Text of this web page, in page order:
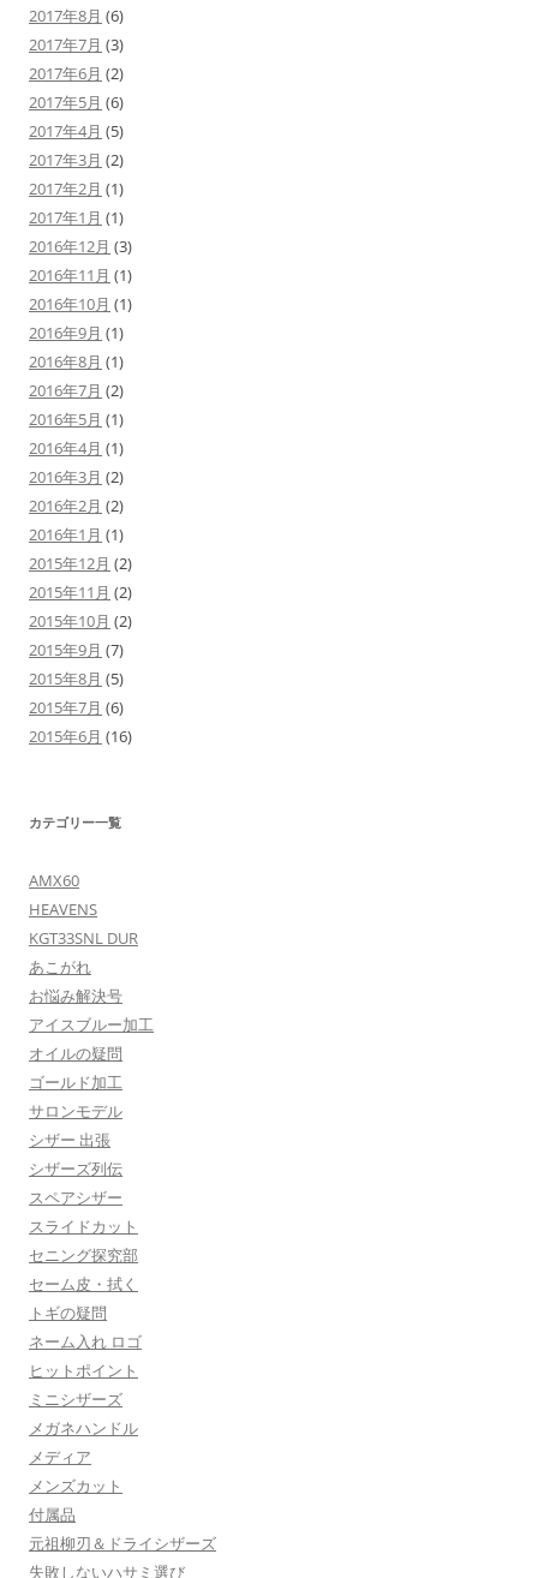
2017年8月 (6)
2017年7月 (3)
2017年6月 (2)
2017年5月 (6)
2017年4月 (5)
2017年3月 (2)
2017年2月 (1)
2017年1月 (1)
2016年12月 (3)
2016年11月 (1)
2016年10月 (1)
2016年9月 (1)
2016年8月 (1)
2016年7月 (2)
2016年5月 (1)
2016年4月 (1)
2016年3月 (2)
2016年2月 (2)
2016年1月 (1)
2015年12月 (2)
2015年11月 (2)
2015年10月 (2)
2015年9月 (7)
2015年8月 (5)
2015年7月 (6)
2015年6月 (16)
カテゴリー一覧
AMX60
HEAVENS
KGT33SNL DUR
あこがれ
お悩み解決号
アイスブルー加工
オイルの疑問
ゴールド加工
サロンモデル
シザー 出張
シザーズ列伝
スペアシザー
スライドカット
セニング探究部
セーム皮・拭く
トギの疑問
ネーム入れ ロゴ
ヒットポイント
ミニシザーズ
メガネハンドル
メディア
メンズカット
付属品
元祖柳刃＆ドライシザーズ
失敗しないハサミ選び